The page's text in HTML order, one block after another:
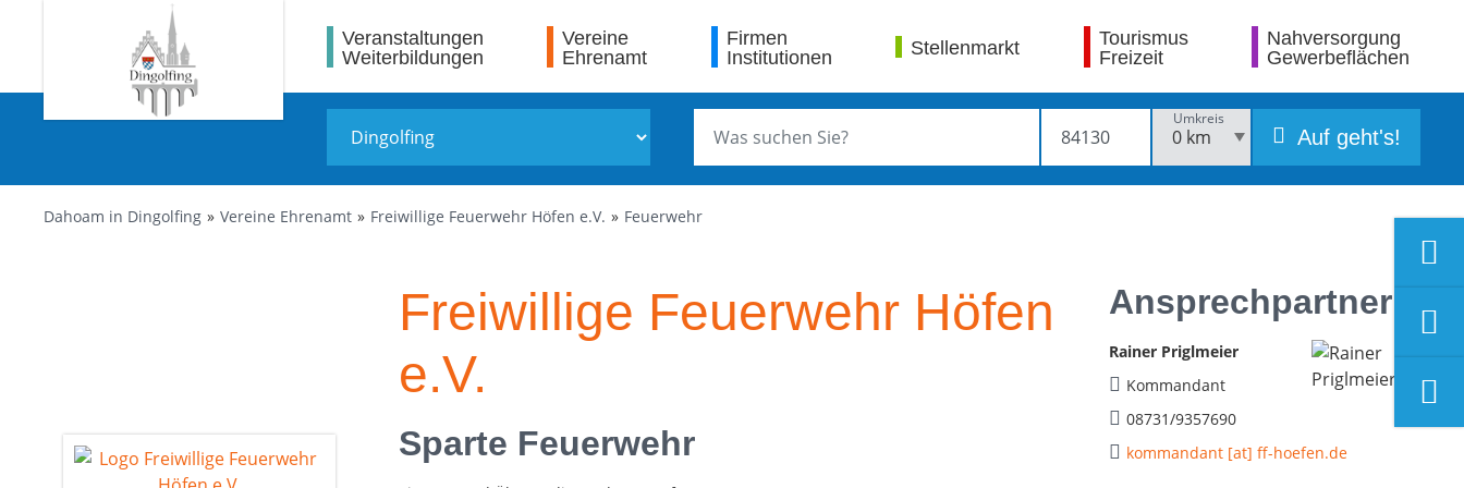
Veranstaltungen
Weiterbildungen
Vereine
Ehrenamt
Firmen
Institutionen
Stellenmarkt
Tourismus
Freizeit
Nahversorgung
Gewerbeflächen
Umkreis
Auf geht's!
Dahoam in Dingolfing Vereine Ehrenamt Freiwillige Feuerwehr Höfen e.V. Feuerwehr
Freiwillige Feuerwehr Höfen
e.V.
Sparte Feuerwehr
Ansprechpartner
Rainer Priglmeier
Kommandant
08731/9357690
kommandant [at] ff-hoefen.de